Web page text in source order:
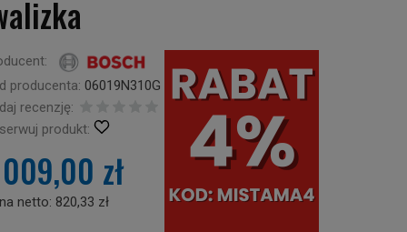
producenta: 06019N310G
recenzję:
produkt:
zł
netto: 820,33 zł